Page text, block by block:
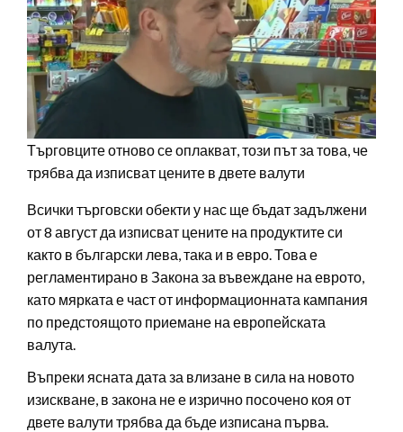
Търговците отново се оплакват, този път за това, че
трябва да изписват цените в двете валути
Всички търговски обекти у нас ще бъдат задължени
от 8 август да изписват цените на продуктите си
както в български лева, така и в евро. Това е
регламентирано в Закона за въвеждане на еврото,
като мярката е част от информационната кампания
по предстоящото приемане на европейската
валута.
Въпреки ясната дата за влизане в сила на новото
изискване, в закона не е изрично посочено коя от
двете валути трябва да бъде изписана първа.